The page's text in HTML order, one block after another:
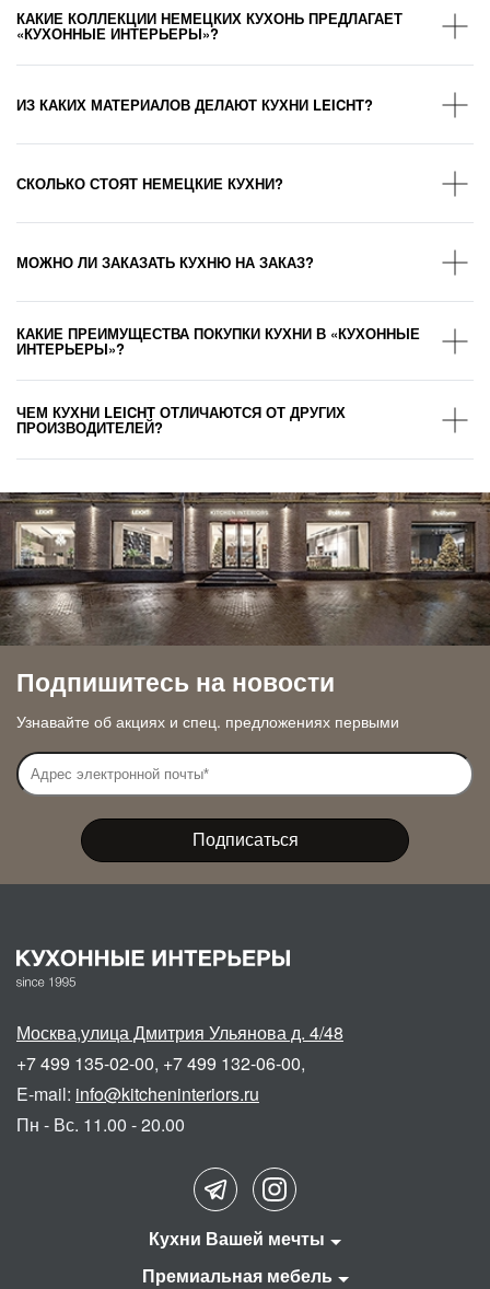
КАКИЕ КОЛЛЕКЦИИ НЕМЕЦКИХ КУХОНЬ ПРЕДЛАГАЕТ
«КУХОННЫЕ ИНТЕРЬЕРЫ»?
ИЗ КАКИХ МАТЕРИАЛОВ ДЕЛАЮТ КУХНИ LEICHT?
СКОЛЬКО СТОЯТ НЕМЕЦКИЕ КУХНИ?
МОЖНО ЛИ ЗАКАЗАТЬ КУХНЮ НА ЗАКАЗ?
КАКИЕ ПРЕИМУЩЕСТВА ПОКУПКИ КУХНИ В «КУХОННЫЕ
ИНТЕРЬЕРЫ»?
ЧЕМ КУХНИ LEICHT ОТЛИЧАЮТСЯ ОТ ДРУГИХ
ПРОИЗВОДИТЕЛЕЙ?
Подпишитесь на новости
Узнавайте об акциях и спец. предложениях первыми
Москва,улица Дмитрия Ульянова д. 4/48
+7 499 135-02-00, +7 499 132-06-00,
E-mail: info@kitcheninteriors.ru
Пн - Вс. 11.00 - 20.00
Кухни Вашей мечты
Премиальная мебель